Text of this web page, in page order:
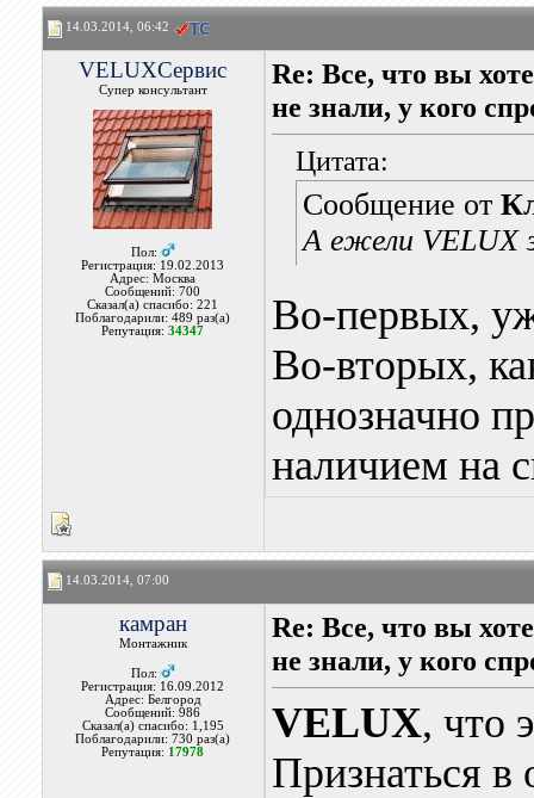
14.03.2014, 06:42
VELUXСервис
Супер консультант
Пол:
Регистрация: 19.02.2013
Адрес: Москва
Сообщений: 700
Сказал(а) спасибо: 221
Поблагодарили: 489 раз(а)
Репутация:34347
Re: Все, что вы
не знали, у кого
Цитата:
Сообщение от
А ежели VELUX
Во-первых,
Во-вторых,
однозначно
наличием на
14.03.2014, 07:00
камран
Монтажник
Пол:
Регистрация: 16.09.2012
Адрес: Белгород
Сообщений: 986
Сказал(а) спасибо: 1,195
Поблагодарили: 730 раз(а)
Репутация: 17978
Re: Все, что вы
не знали, у кого
VELUX, что
Признаться